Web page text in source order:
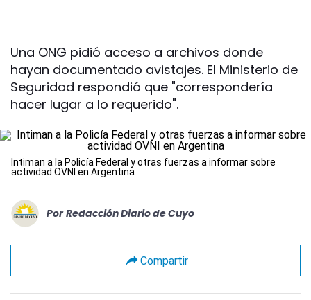
Una ONG pidió acceso a archivos donde
hayan documentado avistajes. El Ministerio de
Seguridad respondió que "correspondería
hacer lugar a lo requerido".
Intiman a la Policía Federal y otras fuerzas a informar sobre
actividad OVNI en Argentina
Por Redacción Diario de Cuyo
Compartir